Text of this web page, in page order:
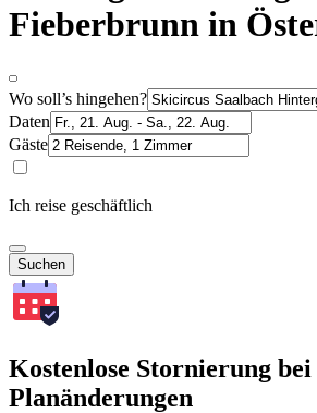
Fieberbrunn in
Wo soll’s hingehen?
Daten
Gäste
Ich reise geschäftlich
Suchen
Kostenlose Stornierung bei
Planänderungen